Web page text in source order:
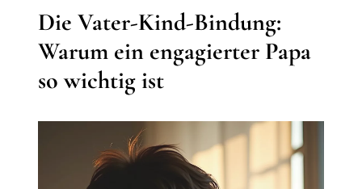
Die Vater-Kind-Bindung:
Warum ein engagierter Papa
so wichtig ist